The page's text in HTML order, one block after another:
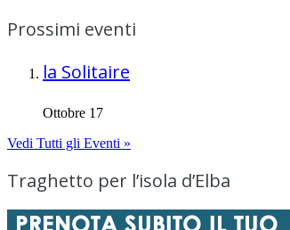
Prossimi eventi
la Solitaire
Ottobre 17
Vedi Tutti gli Eventi »
Traghetto per l’isola d’Elba